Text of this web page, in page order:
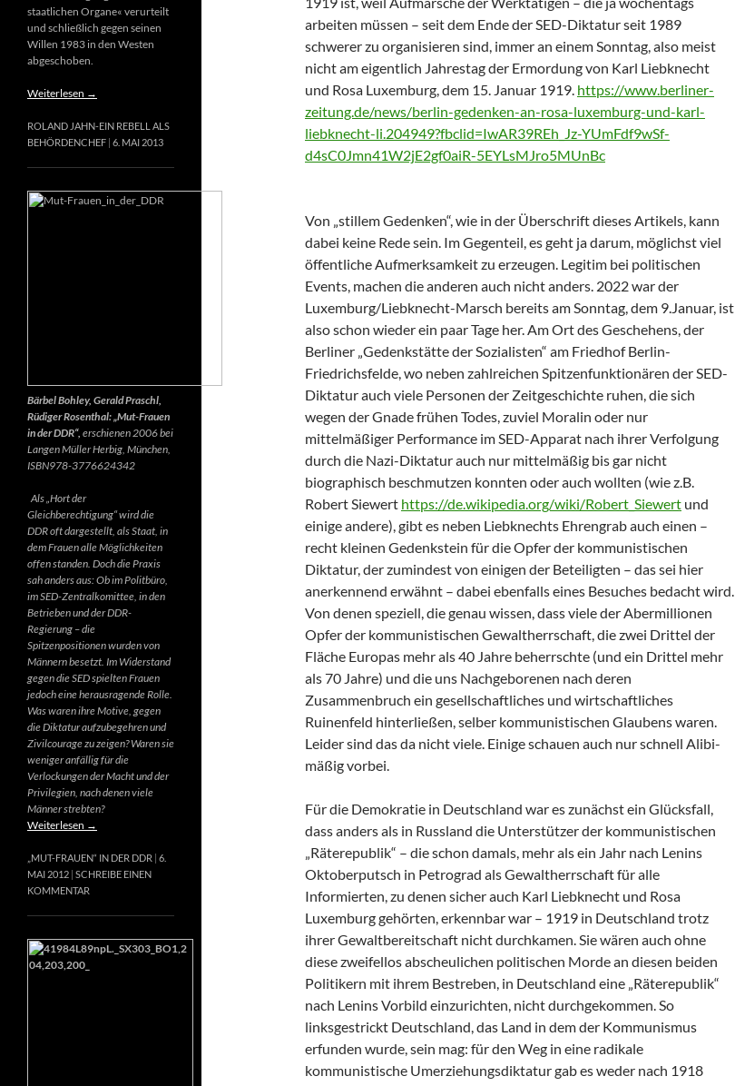
arbeiten müssen – seit dem Ende der SED-Diktatur seit 1989
schwerer zu organisieren sind, immer an einem Sonntag, also meist
nicht am eigentlich Jahrestag der Ermordung von Karl Liebknecht
und Rosa Luxemburg, dem 15. Januar 1919. https://www.berliner-
zeitung.de/news/berlin-gedenken-an-rosa-luxemburg-und-karl-
liebknecht-li.204949?fbclid=IwAR39REh_Jz-YUmFdf9wSf-
d4sC0Jmn41W2jE2gf0aiR-5EYLsMJro5MUnBc
Von „stillem Gedenken“, wie in der Überschrift dieses Artikels, kann
dabei keine Rede sein. Im Gegenteil, es geht ja darum, möglichst viel
öffentliche Aufmerksamkeit zu erzeugen. Legitim bei politischen
Events, machen die anderen auch nicht anders. 2022 war der
Luxemburg/Liebknecht-Marsch bereits am Sonntag, dem 9.Januar, ist
also schon wieder ein paar Tage her. Am Ort des Geschehens, der
Berliner „Gedenkstätte der Sozialisten“ am Friedhof Berlin-
Friedrichsfelde, wo neben zahlreichen Spitzenfunktionären der SED-
Diktatur auch viele Personen der Zeitgeschichte ruhen, die sich
wegen der Gnade frühen Todes, zuviel Moralin oder nur
mittelmäßiger Performance im SED-Apparat nach ihrer Verfolgung
durch die Nazi-Diktatur auch nur mittelmäßig bis gar nicht
biographisch beschmutzen konnten oder auch wollten (wie z.B.
Robert Siewert https://de.wikipedia.org/wiki/Robert_Siewert und
einige andere), gibt es neben Liebknechts Ehrengrab auch einen –
recht kleinen Gedenkstein für die Opfer der kommunistischen
Diktatur, der zumindest von einigen der Beteiligten – das sei hier
anerkennend erwähnt – dabei ebenfalls eines Besuches bedacht wird.
Von denen speziell, die genau wissen, dass viele der Abermillionen
Opfer der kommunistischen Gewaltherrschaft, die zwei Drittel der
Fläche Europas mehr als 40 Jahre beherrschte (und ein Drittel mehr
als 70 Jahre) und die uns Nachgeborenen nach deren
Zusammenbruch ein gesellschaftliches und wirtschaftliches
Ruinenfeld hinterließen, selber kommunistischen Glaubens waren.
Leider sind das da nicht viele. Einige schauen auch nur schnell Alibi-
mäßig vorbei.
Für die Demokratie in Deutschland war es zunächst ein Glücksfall,
dass anders als in Russland die Unterstützer der kommunistischen
„Räterepublik“ – die schon damals, mehr als ein Jahr nach Lenins
Oktoberputsch in Petrograd als Gewaltherrschaft für alle
Informierten, zu denen sicher auch Karl Liebknecht und Rosa
Luxemburg gehörten, erkennbar war – 1919 in Deutschland trotz
ihrer Gewaltbereitschaft nicht durchkamen. Sie wären auch ohne
diese zweifellos abscheulichen politischen Morde an diesen beiden
Politikern mit ihrem Bestreben, in Deutschland eine „Räterepublik“
nach Lenins Vorbild einzurichten, nicht durchgekommen. So
linksgestrickt Deutschland, das Land in dem der Kommunismus
erfunden wurde, sein mag: für den Weg in eine radikale
kommunistische Umerziehungsdiktatur gab es weder nach 1918
staatlichen Organe« verurteilt
und schließlich gegen seinen
Willen 1983 in den Westen
abgeschoben.
Weiterlesen →
ROLAND JAHN-EIN REBELL ALS
BEHÖRDENCHEF 6. MAI 2013
Bärbel Bohley, Gerald Praschl,
Rüdiger Rosenthal: „Mut-Frauen
in der DDR“, erschienen 2006 bei
Langen Müller Herbig, München,
ISBN978-3776624342
Als „Hort der
Gleichberechtigung“ wird die
DDR oft dargestellt, als Staat, in
dem Frauen alle Möglichkeiten
offen standen. Doch die Praxis
sah anders aus: Ob im Politbüro,
im SED-Zentralkomittee, in den
Betrieben und der DDR-
Regierung – die
Spitzenpositionen wurden von
Männern besetzt. Im Widerstand
gegen die SED spielten Frauen
jedoch eine herausragende Rolle.
Was waren ihre Motive, gegen
die Diktatur aufzubegehren und
Zivilcourage zu zeigen? Waren sie
weniger anfällig für die
Verlockungen der Macht und der
Privilegien, nach denen viele
Männer strebten?
Weiterlesen →
„MUT-FRAUEN“ IN DER DDR 6.
MAI 2012 SCHREIBE EINEN
KOMMENTAR